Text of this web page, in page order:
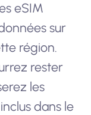
eSIM
sur
région.
rester
les
dans le